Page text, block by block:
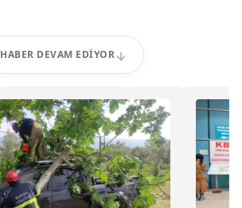
HABER DEVAM EDIYOR